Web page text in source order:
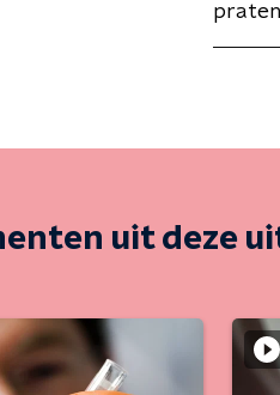
uit deze